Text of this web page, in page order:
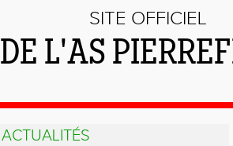
SITE OFFICIEL
DE L'AS
ACTUALITÉS